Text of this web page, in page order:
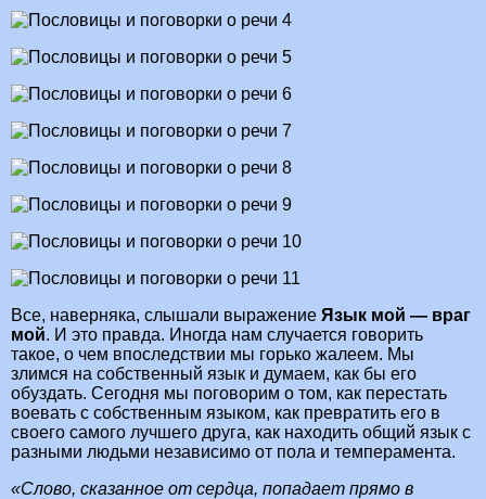
Все, наверняка, слышали выражение Язык мой — враг
мой. И это правда. Иногда нам случается говорить
такое, о чем впоследствии мы горько жалеем. Мы
злимся на собственный язык и думаем, как бы его
обуздать. Сегодня мы поговорим о том, как перестать
воевать с собственным языком, как превратить его в
своего самого лучшего друга, как находить общий язык с
разными людьми независимо от пола и темперамента.
«Слово, сказанное от сердца, попадает прямо в